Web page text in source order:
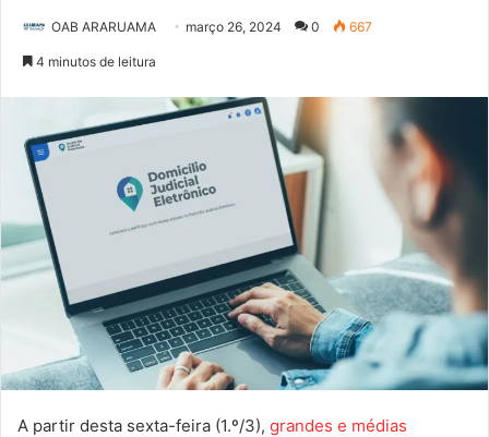
OAB ARARUAMA março 26, 2024 0 667
4 minutos de leitura
A partir desta sexta-feira (1.º/3), grandes e médias